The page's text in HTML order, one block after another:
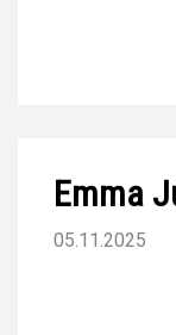
Emma
05.11.2025